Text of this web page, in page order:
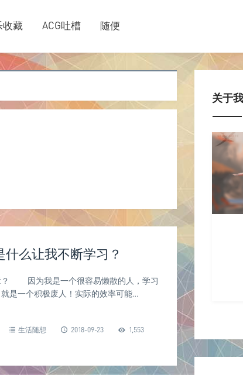
收藏 ACG吐槽 随便
么让我不断学习？
？ 因为我是一个很容易懒散的人，学习
是一个积极废人！实际的效率可能…
生活随想 2018-09-23
1,553
关于我